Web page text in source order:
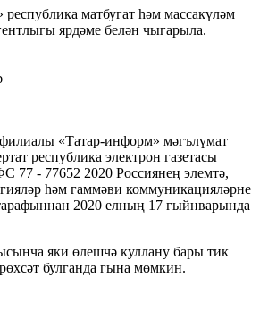
республика матбугат һәм массакүләм
ярдәме белән чыгарыла.
«Татар-информ» мәгълүмат
республика электрон газетасы
77 - 77652 2020 Россиянең элемтә,
һәм гаммәви коммуникацияләрне
2020 елның 17 гыйнварында
яки өлешчә куллану бары тик
булганда гына мөмкин.